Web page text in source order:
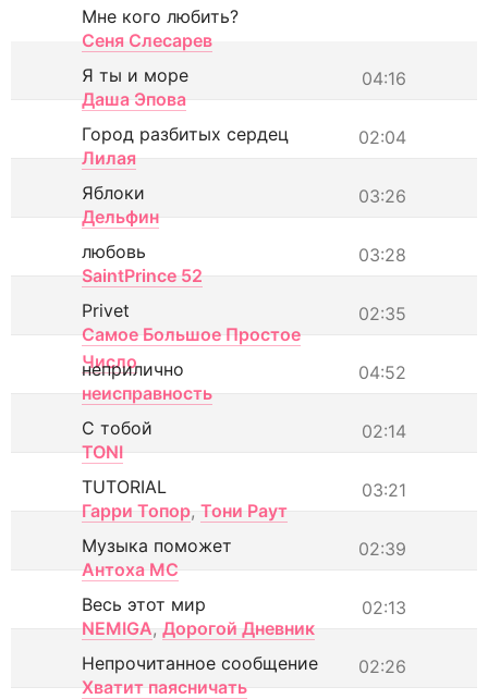
Мне кого любить?
Сеня Слесарев
04:16
Я ты и море
Даша Эпова
02:04
Город разбитых сердец
Лилая
03:26
Яблоки
Дельфин
03:28
любовь
SaintPrince 52
02:35
Privet
Самое Большое Простое
Число
04:52
неприлично
неисправность
02:14
С тобой
TONI
03:21
TUTORIAL
Гарри Топор, Тони Раут
02:39
Музыка поможет
Антоха МС
02:13
Весь этот мир
NEMIGA, Дорогой Дневник
02:26
Непрочитанное сообщение
Хватит паясничать